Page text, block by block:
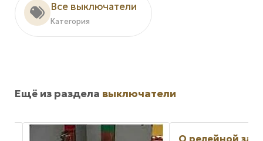
Все выключатели
Категория
Ещё из раздела выключатели